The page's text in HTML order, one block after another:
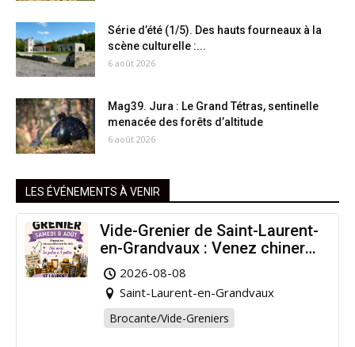
Série d’été (1/5). Des hauts fourneaux à la
scène culturelle :...
6 août 2026
Mag39. Jura : Le Grand Tétras, sentinelle
menacée des forêts d’altitude
6 août 2026
LES ÉVÉNEMENTS À VENIR
Vide-Grenier de Saint-Laurent-
en-Grandvaux : Venez chiner
pour la bonne cause !
2026-08-08
Saint-Laurent-en-Grandvaux
Brocante/Vide-Greniers